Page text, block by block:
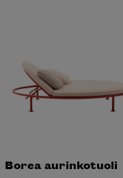
Borea aurinkotuoli